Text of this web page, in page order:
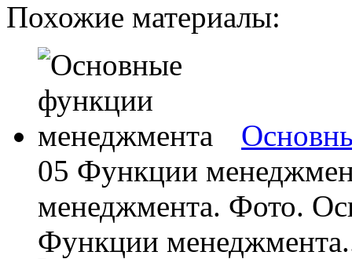
Похожие материалы:
05 Функции
менеджмента. Фото.
Функции